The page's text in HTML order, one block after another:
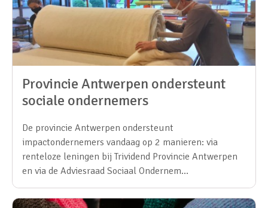
Provincie Antwerpen ondersteunt
sociale ondernemers
De provincie Antwerpen ondersteunt
impactondernemers vandaag op 2 manieren: via
renteloze leningen bij Trividend Provincie Antwerpen
en via de Adviesraad Sociaal Ondernem…